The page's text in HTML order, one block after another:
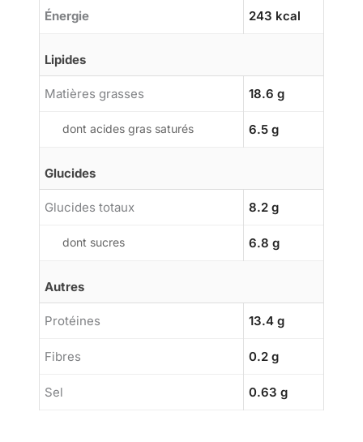
Énergie 243 kcal
Lipides
Matières grasses 18.6 g
dont acides gras saturés 6.5 g
Glucides
Glucides totaux 8.2 g
dont sucres 6.8 g
Autres
Protéines 13.4 g
Fibres 0.2 g
Sel 0.63 g